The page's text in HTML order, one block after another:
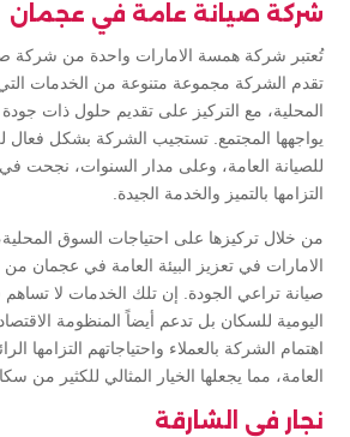
شركة صيانة عامة في عجمان
تُعتبر شركة همسة الامارات واحدة من شركة
تقدم الشركة مجموعة متنوعة من الخدمات
المحلية، مع التركيز على تقديم حلول ذات جودة
يواجهها المجتمع. تستجيب الشركة بشكل فعال
للصيانة العامة، وعلى مدار السنوات، نجحت
التزامها بالتميز والخدمة الجيدة.
من خلال تركيزها على احتياجات السوق
الامارات في تعزيز البيئة العامة في عجمان
صيانة تراعي الجودة. إن تلك الخدمات لا
اليومية للسكان بل تدعم أيضاً المنظومة
اهتمام الشركة بالعملاء واحتياجاتهم التزامها
العامة، مما يجعلها الخيار المثالي للكثير من
نجار في الشارقة